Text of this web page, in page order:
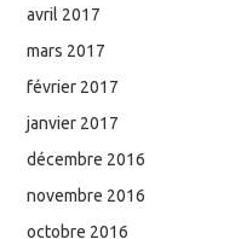
avril 2017
mars 2017
février 2017
janvier 2017
décembre 2016
novembre 2016
octobre 2016